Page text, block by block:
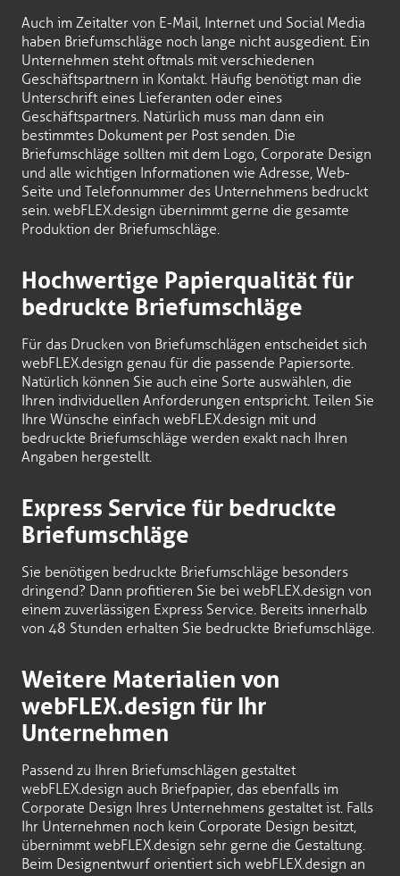
Auch im Zeitalter von E-Mail, Internet und Social Media
haben Briefumschläge noch lange nicht ausgedient. Ein
Unternehmen steht oftmals mit verschiedenen
Geschäftspartnern in Kontakt. Häufig benötigt man die
Unterschrift eines Lieferanten oder eines
Geschäftspartners. Natürlich muss man dann ein
bestimmtes Dokument per Post senden. Die
Briefumschläge sollten mit dem Logo, Corporate Design
und alle wichtigen Informationen wie Adresse, Web-
Seite und Telefonnummer des Unternehmens bedruckt
sein. webFLEX.design übernimmt gerne die gesamte
Produktion der Briefumschläge.
Hochwertige Papierqualität für
bedruckte Briefumschläge
Für das Drucken von Briefumschlägen entscheidet sich
webFLEX.design genau für die passende Papiersorte.
Natürlich können Sie auch eine Sorte auswählen, die
Ihren individuellen Anforderungen entspricht. Teilen Sie
Ihre Wünsche einfach webFLEX.design mit und
bedruckte Briefumschläge werden exakt nach Ihren
Angaben hergestellt.
Express Service für bedruckte
Briefumschläge
Sie benötigen bedruckte Briefumschläge besonders
dringend? Dann profitieren Sie bei webFLEX.design von
einem zuverlässigen Express Service. Bereits innerhalb
von 48 Stunden erhalten Sie bedruckte Briefumschläge.
Weitere Materialien von
webFLEX.design für Ihr
Unternehmen
Passend zu Ihren Briefumschlägen gestaltet
webFLEX.design auch Briefpapier, das ebenfalls im
Corporate Design Ihres Unternehmens gestaltet ist. Falls
Ihr Unternehmen noch kein Corporate Design besitzt,
übernimmt webFLEX.design sehr gerne die Gestaltung.
Beim Designentwurf orientiert sich webFLEX.design an